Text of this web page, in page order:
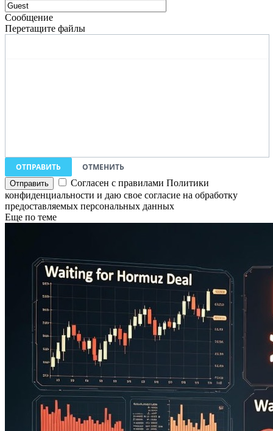
Сообщение
Перетащите файлы
ОТПРАВИТЬ
ОТМЕНИТЬ
Согласен с правилами Политики
конфиденциальности и даю свое согласие на обработку
предоставляемых персональных данных
Еще по теме